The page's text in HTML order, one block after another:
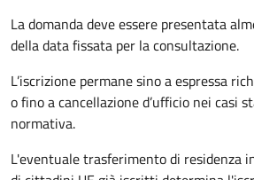
La domanda deve essere presentata
della data fissata per la consultazione.
L’iscrizione permane sino a espressa
o fino a cancellazione d’ufficio nei casi
normativa.
L'eventuale trasferimento di residenza